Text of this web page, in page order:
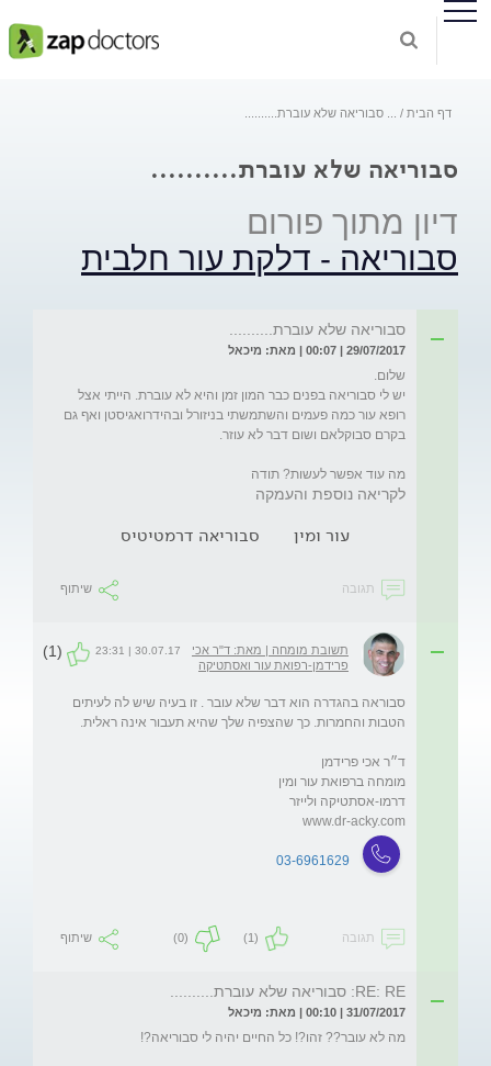
דף הבית סבוריאה שלא עוברת..........
סבוריאה שלא עוברת..........
דיון מתוך פורום
סבוריאה - דלקת עור חלבית
סבוריאה שלא עוברת..........
29/07/2017 | 00:07 | מאת: מיכאל
יש לי סבוריאה בפנים כבר המון זמן והיא לא עוברת. הייתי אצל
רופא עור כמה פעמים והשתמשתי בניזורל ובהידרואגיסטן ואף גם
מה עוד אפשר לעשות? תודה
לקריאה נוספת והעמקה
עור ומין סבוריאה דרמטיטיס
תגובה שיתוף
תשובת מומחה | מאת: ד"ר אכי
פרידמן-רפואת עור ואסתטיקה
30.07.17 | 23:31
(1)
סבוראה בהגדרה הוא דבר שלא עובר . זו בעיה שיש לה לעיתים
www.dr-acky.com
03-6961629
תגובה (1)
(0) שיתוף
RE: RE: סבוריאה שלא עוברת..........
31/07/2017 | 00:10 | מאת: מיכאל
מה לא עובר?? זהו?! כל החיים יהיה לי סבוריאה?!